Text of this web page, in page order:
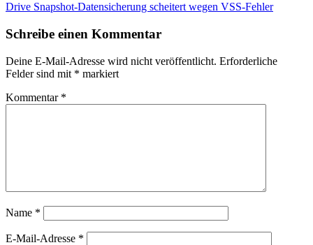
Drive Snapshot-Datensicherung scheitert wegen VSS-Fehler
Schreibe einen Kommentar
Deine E-Mail-Adresse wird nicht veröffentlicht. Erforderliche
Felder sind mit * markiert
Kommentar *
Name *
E-Mail-Adresse *